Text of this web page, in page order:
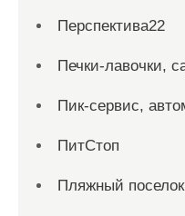
Перспектива22
Печки-лавочки,
Пик-сервис,
ПитСтоп
Пляжный